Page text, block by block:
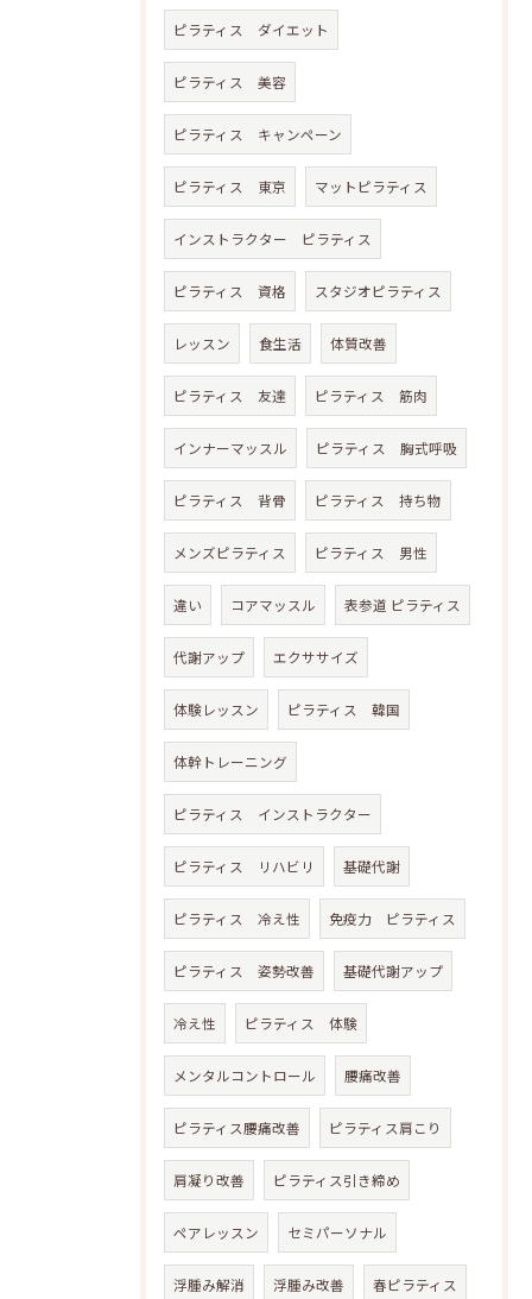
ピラティス ダイエット
ピラティス 美容
ピラティス キャンペーン
ピラティス 東京 マットピラティス
インストラクター ピラティス
ピラティス 資格 スタジオピラティス
レッスン 食生活 体質改善
ピラティス 友達 ピラティス 筋肉
インナーマッスル ピラティス 胸式呼吸
ピラティス 背骨 ピラティス 持ち物
メンズピラティス ピラティス 男性
違い コアマッスル 表参道 ピラティス
代謝アップ エクササイズ
体験レッスン ピラティス 韓国
体幹トレーニング
ピラティス インストラクター
ピラティス リハビリ 基礎代謝
ピラティス 冷え性 免疫力 ピラティス
ピラティス 姿勢改善 基礎代謝アップ
冷え性 ピラティス 体験
メンタルコントロール 腰痛改善
ピラティス腰痛改善 ピラティス肩こり
肩凝り改善 ピラティス引き締め
ペアレッスン セミパーソナル
浮腫み解消 浮腫み改善 春ピラティス